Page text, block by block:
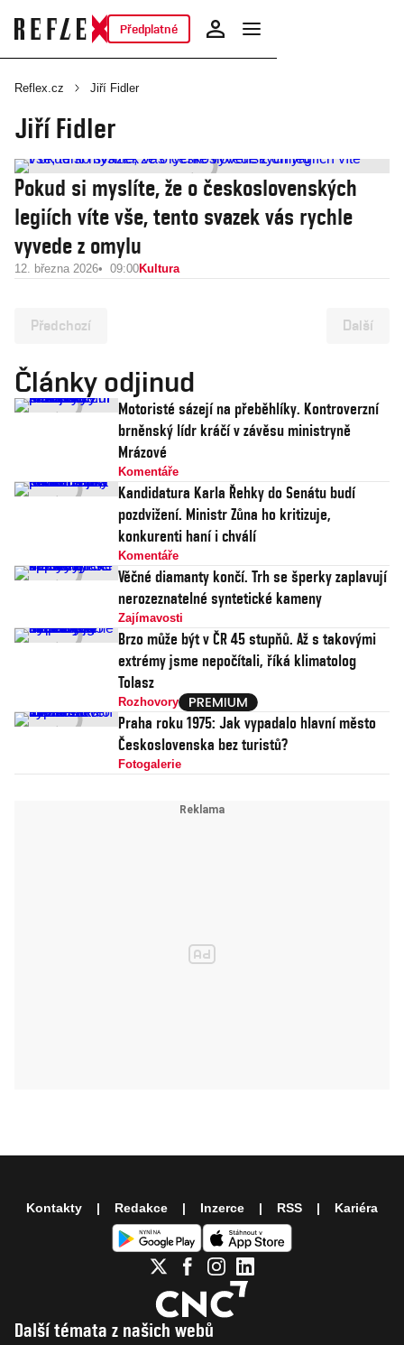
Předplatné
Reflex.cz Jiří Fidler
Jiří Fidler
Pokud si myslíte, že o československých
legiích víte vše, tento svazek vás rychle
vyvede z omylu
12. března 2026 09:00Kultura
Předchozí Další
Články odjinud
Motoristé sázejí na přeběhlíky. Kontroverzní
brněnský lídr kráčí v závěsu ministryně
Mrázové
Komentáře
Kandidatura Karla Řehky do Senátu budí
pozdvižení. Ministr Zůna ho kritizuje,
konkurenti haní i chválí
Komentáře
Věčné diamanty končí. Trh se šperky zaplavují
nerozeznatelné syntetické kameny
Zajímavosti
Brzo může být v ČR 45 stupňů. Až s takovými
extrémy jsme nepočítali, říká klimatolog
Tolasz
Rozhovory
Praha roku 1975: Jak vypadalo hlavní město
Československa bez turistů?
Fotogalerie
Další témata z našich webů
Kontakty Redakce Inzerce RSS Kariéra